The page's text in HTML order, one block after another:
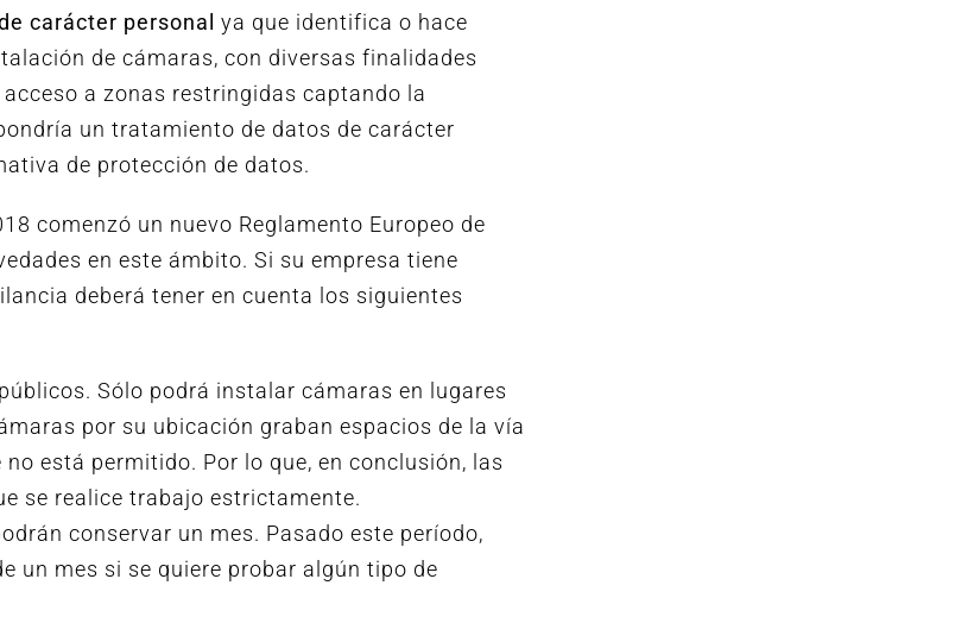
carácter personal ya que identifica o hace
de cámaras, con diversas finalidades
a zonas restringidas captando la
un tratamiento de datos de carácter
de protección de datos.
comenzó un nuevo Reglamento Europeo de
en este ámbito. Si su empresa tiene
deberá tener en cuenta los siguientes
Sólo podrá instalar cámaras en lugares
por su ubicación graban espacios de la vía
está permitido. Por lo que, en conclusión, las
se realice trabajo estrictamente.
conservar un mes. Pasado este período,
un mes si se quiere probar algún tipo de